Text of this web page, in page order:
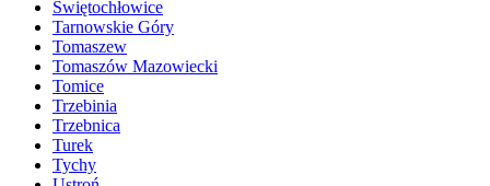
Świętochłowice
Tarnowskie Góry
Tomaszew
Tomaszów Mazowiecki
Tomice
Trzebinia
Trzebnica
Turek
Tychy